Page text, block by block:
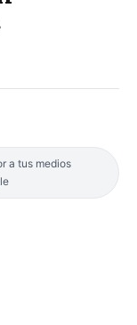
a tus medios